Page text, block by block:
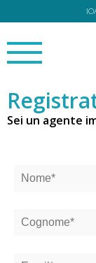
Sei un agente